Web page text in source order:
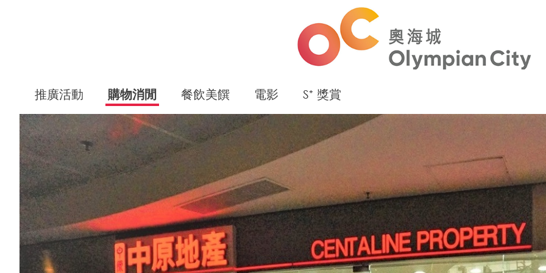
推廣活動 購物消閒 餐飲美饌 電影 S⁺ 獎賞